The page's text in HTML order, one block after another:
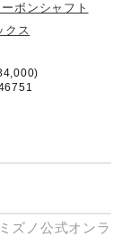
ボンシャフト
クス
ズノ公式オンラ